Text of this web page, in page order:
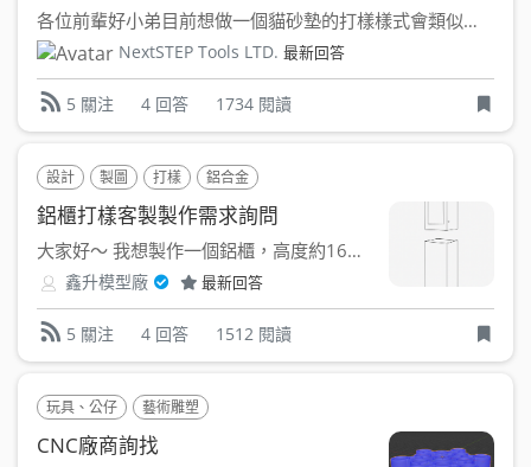
各位前輩好小弟目前想做一個貓砂墊的打樣樣式會類似此貓砂墊一...
NextSTEP Tools LTD. 最新回答
5 關注 4 回答 1734 閱讀
設計 製圖 打樣 鋁合金
鋁櫃打樣客製製作需求詢問
大家好～ 我想製作一個鋁櫃，高度約165cm，寬與深約45c...
鑫升模型廠 最新回答
5 關注 4 回答 1512 閱讀
玩具、公仔 藝術雕塑
CNC廠商詢找